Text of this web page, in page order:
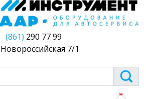
(861) 290 77 99
7/1